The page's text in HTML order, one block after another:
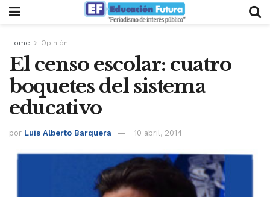
Home Opinión
El censo escolar: cuatro
boquetes del sistema
educativo
por Luis Alberto Barquera 10 abril, 2014